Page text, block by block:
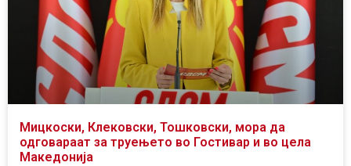
Мицкоски, Клековски, Тошковски, мора да
одговараат за труењето во Гостивар и во цела
Македонија